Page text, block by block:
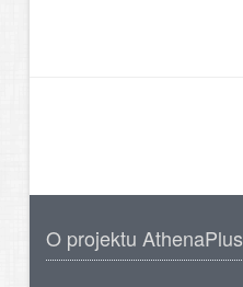
O projektu AthenaPlus